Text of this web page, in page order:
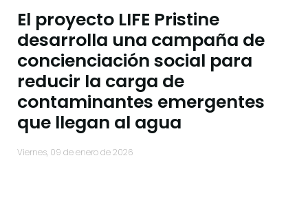
El proyecto LIFE Pristine
desarrolla una campaña de
concienciación social para
reducir la carga de
contaminantes emergentes
que llegan al agua
viernes, 09 de enero de 2026